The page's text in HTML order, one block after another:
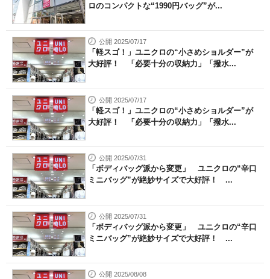
ロのコンパクトな“1990円バッグ”が...
公開 2025/07/17
「軽スゴ！」ユニクロの“小さめショルダー”が
大好評！ 「必要十分の収納力」「撥水...
公開 2025/07/17
「軽スゴ！」ユニクロの“小さめショルダー”が
大好評！ 「必要十分の収納力」「撥水...
公開 2025/07/31
「ボディバッグ派から変更」 ユニクロの“辛口
ミニバッグ”が絶妙サイズで大好評！ ...
公開 2025/07/31
「ボディバッグ派から変更」 ユニクロの“辛口
ミニバッグ”が絶妙サイズで大好評！ ...
公開 2025/08/08